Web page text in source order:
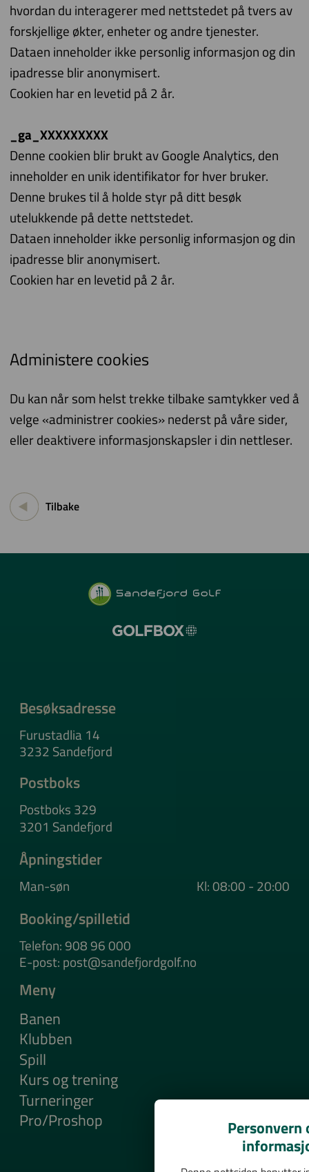
hvordan du interagerer med nettstedet på tvers av
forskjellige økter, enheter og andre tjenester.
Dataen inneholder ikke personlig informasjon og din
ipadresse blir anonymisert.
Cookien har en levetid på 2 år.
_ga_XXXXXXXXX
Denne cookien blir brukt av Google Analytics, den
inneholder en unik identifikator for hver bruker.
Denne brukes til å holde styr på ditt besøk
utelukkende på dette nettstedet.
Dataen inneholder ikke personlig informasjon og din
ipadresse blir anonymisert.
Cookien har en levetid på 2 år.
Administere cookies
Du kan når som helst trekke tilbake samtykker ved å
velge «administrer cookies» nederst på våre sider,
eller deaktivere informasjonskapsler i din nettleser.
Tilbake
Besøksadresse
Furustadlia 14
3232 Sandefjord
Postboks
Postboks 329
3201 Sandefjord
Åpningstider
Man-søn Kl: 08:00 - 20:00
Booking/spilletid
Telefon: 908 96 000
E-post: post@sandefjordgolf.no
Meny
Banen
Klubben
Spill
Kurs og trening
Turneringer
Pro/Proshop
Personvern